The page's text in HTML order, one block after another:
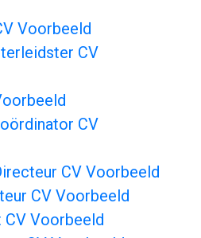
Voorbeeld
CV
CV
CV Voorbeeld
CV Voorbeeld
CV Voorbeeld